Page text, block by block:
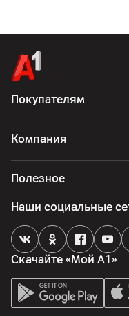
Покупателям
Компания
Полезное
Скачайте «Мой А1»
Наши социальные